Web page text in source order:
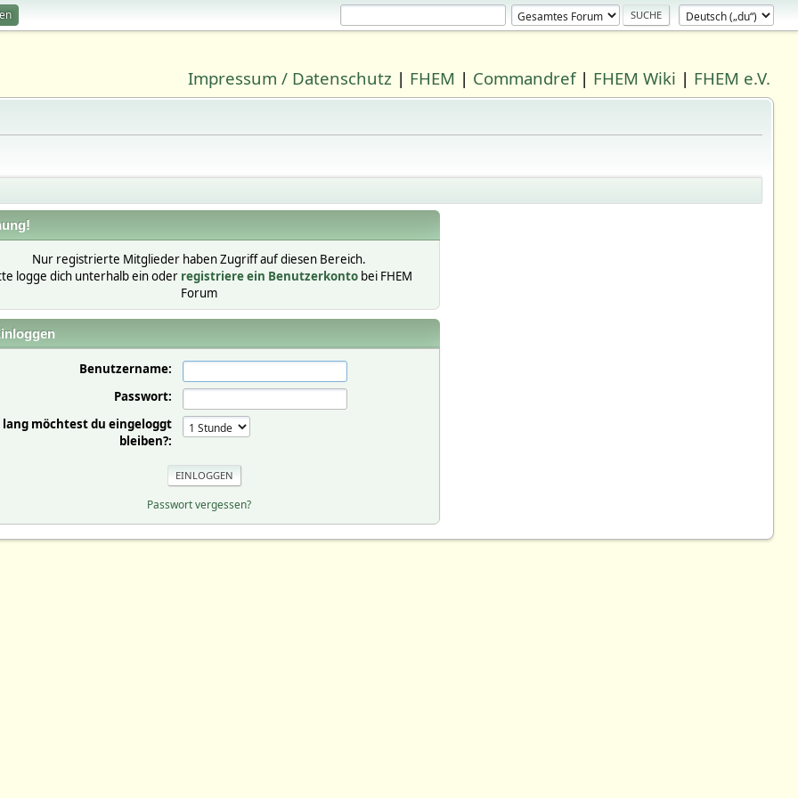
Impressum / Datenschutz | FHEM | Commandref| FHEM Wiki | FHEM e.V.
Nur registrierte Mitglieder haben Zugriff auf diesen Bereich.
logge dich unterhalb ein oder registriere ein Benutzerkontobei FHEM
Forum
Benutzername:
Passwort:
lang möchtest du eingeloggt
bleiben?:
Passwort vergessen?